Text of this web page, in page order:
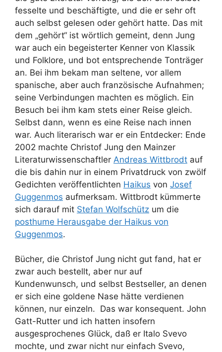
fesselte und beschäftigte, und die er sehr oft
auch selbst gelesen oder gehört hatte. Das mit
dem „gehört“ ist wörtlich gemeint, denn Jung
war auch ein begeisterter Kenner von Klassik
und Folklore, und bot entsprechende Tonträger
an. Bei ihm bekam man seltene, vor allem
spanische, aber auch französische Aufnahmen;
seine Verbindungen machten es möglich. Ein
Besuch bei ihm kam stets einer Reise gleich.
Selbst dann, wenn es eine Reise nach innen
war. Auch literarisch war er ein Entdecker: Ende
2002 machte Christof Jung den Mainzer
Literaturwissenschaftler Andreas Wittbrodt auf
die bis dahin nur in einem Privatdruck von zwölf
Gedichten veröffentlichten Haikus von Josef
Guggenmos aufmerksam. Wittbrodt kümmerte
sich darauf mit Stefan Wolfschütz um die
posthume Herausgabe der Haikus von
Guggenmos.
Bücher, die Christof Jung nicht gut fand, hat er
zwar auch bestellt, aber nur auf
Kundenwunsch, und selbst Bestseller, an denen
er sich eine goldene Nase hätte verdienen
können, nur einzeln. Das war konsequent. John
Gatt-Rutter und ich hatten insofern
ausgesprochenes Glück, daß er Italo Svevo
mochte, und zwar nicht nur einfach Svevo,